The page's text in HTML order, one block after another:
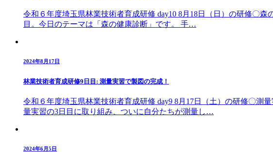
令和６年度埼玉県林業技術者育成研修 day10 8月18日（日）の研修〇
目。今日のテーマは「森の健康診断」です。 手…
2024年8月17日
林業技術者育成研修9日目: 測量実習で製図の完成！
令和６年度埼玉県林業技術者育成研修 day9 8月17日（土）の研修〇測
量実習の3日目に取り組み、ついに自分たちが測量し…
2024年6月5日